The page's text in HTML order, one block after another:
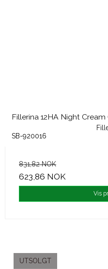
Fillerina 12HA Night
SB-920016
831,82 NOK
623,86 NOK
Vis
UTSOLGT